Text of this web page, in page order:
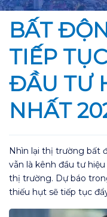
BẤT
TIẾP
ĐẦU TƯ
NHẤT
Nhìn lại thị trường bất
vẫn là kênh đầu tư
thị trường. Dự báo
thiếu hụt sẽ tiếp tục